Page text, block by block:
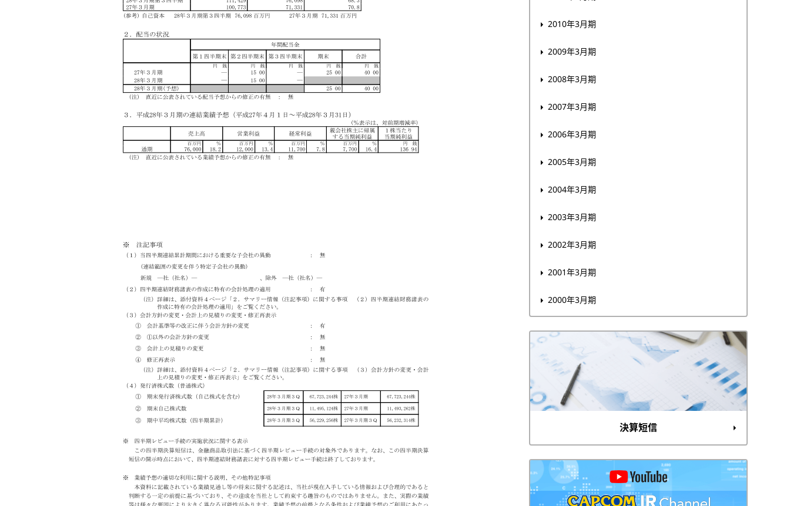
2010年3月期
2009年3月期
2008年3月期
2007年3月期
2006年3月期
2005年3月期
2004年3月期
2003年3月期
2002年3月期
2001年3月期
2000年3月期
決算短信